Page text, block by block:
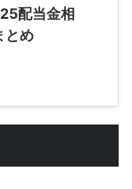
配当金相
とめ